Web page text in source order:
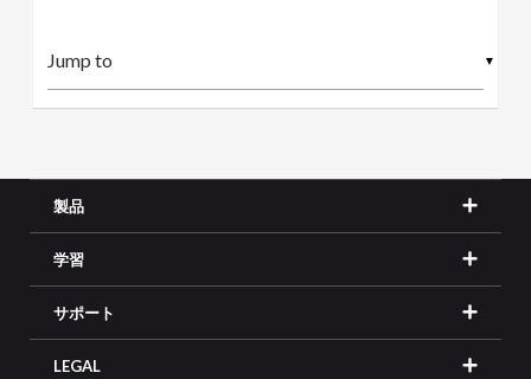
▼
製品
学習
サポート
LEGAL